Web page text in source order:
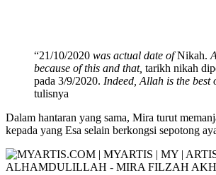
“21/10/2020 was actual date ofNikah.
because of this and that, tarikh nikah
pada 3/9/2020. Indeed, Allah is the best
tulisnya
Dalam hantaran yang sama, Mira turut
kepada yang Esa selain berkongsi sepotong